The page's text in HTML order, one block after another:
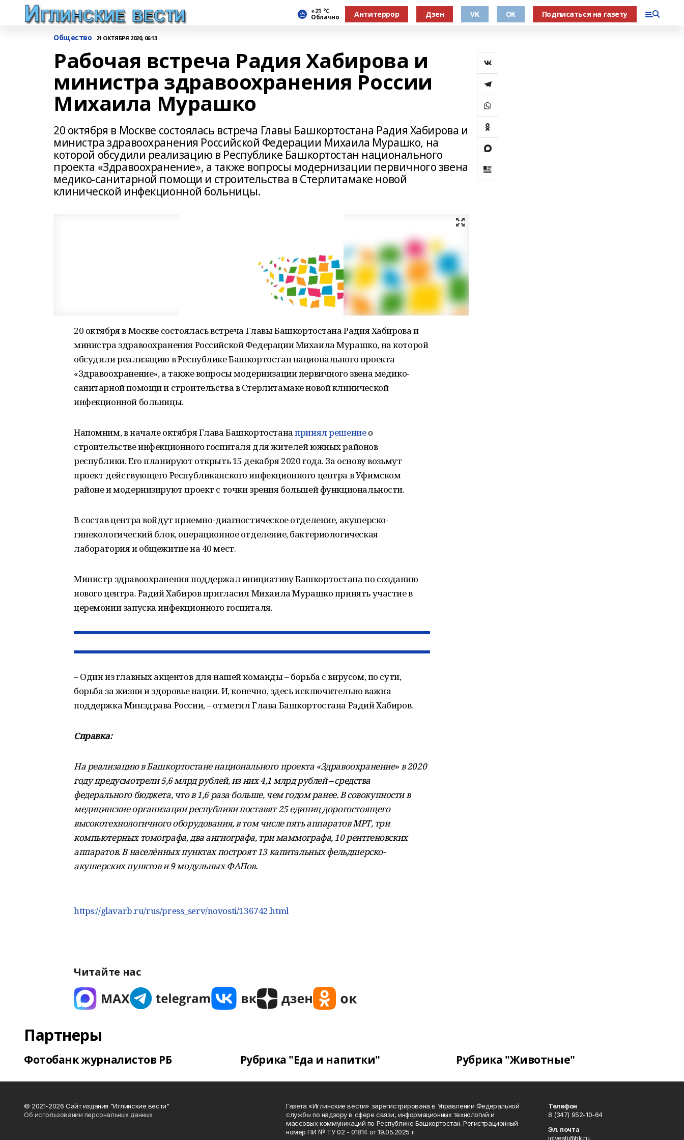
+21 °С
Облачно Антитеррор Дзен VK OK Подписаться на газету
Общество 21 ОКТЯБРЯ 2020, 06:13
Рабочая встреча Радия Хабирова и
министра здравоохранения России
Михаила Мурашко
20 октября в Москве состоялась встреча Главы Башкортостана Радия Хабирова и
министра здравоохранения Российской Федерации Михаила Мурашко, на
которой обсудили реализацию в Республике Башкортостан национального
проекта «Здравоохранение», а также вопросы модернизации первичного звена
медико-санитарной помощи и строительства в Стерлитамаке новой
клинической инфекционной больницы.
20 октября в Москве состоялась встреча Главы Башкортостана Радия Хабирова и
министра здравоохранения Российской Федерации Михаила Мурашко, на которой
обсудили реализацию в Республике Башкортостан национального проекта
«Здравоохранение», а также вопросы модернизации первичного звена медико-
санитарной помощи и строительства в Стерлитамаке новой клинической
инфекционной больницы.
Напомним, в начале октября Глава Башкортостанапринял решениео
строительстве инфекционного госпиталя для жителей южных районов
республики. Его планируют открыть 15 декабря 2020 года. За основу возьмут
проект действующего Республиканского инфекционного центра в Уфимском
районе и модернизируют проект с точки зрения большей функциональности.
В состав центра войдут приемно-диагностическое отделение, акушерско-
гинекологический блок, операционное отделение, бактериологическая
лаборатория и общежитие на 40 мест.
Министр здравоохранения поддержал инициативу Башкортостана по созданию
нового центра. Радий Хабиров пригласил Михаила Мурашко принять участие в
церемонии запуска инфекционного госпиталя.
– Один из главных акцентов для нашей команды – борьба с вирусом, по сути,
борьба за жизни и здоровье нации. И, конечно, здесь исключительно важна
поддержка Минздрава России, – отметил Глава Башкортостана Радий Хабиров.
Справка:
На реализацию в Башкортостане национального проекта «Здравоохранение» в 2020
году предусмотрели 5,6 млрд рублей, из них 4,1 млрд рублей – средства
федерального бюджета, что в 1,6 раза больше, чем годом ранее. В совокупности в
медицинские организации республики поставят 25 единиц дорогостоящего
высокотехнологичного оборудования, в том числе пять аппаратов МРТ, три
компьютерных томографа, два ангиографа, три маммографа, 10 рентгеновских
аппаратов. В населённых пунктах построят 13 капитальных фельдшерско-
акушерских пунктов и 9 модульных ФАПов.
https://glavarb.ru/rus/press_serv/novosti/136742.html
Читайте нас
Партнеры
Фотобанк журналистов РБ Рубрика "Еда и напитки" Рубрика "Животные"
© 2021-2026 Сайт издания "Иглинские вести"
Об использовании персональных данных
Газета «Иглинские вести» зарегистрирована в Управлении Федеральной
службы по надзору в сфере связи, информационных технологий и
массовых коммуникаций по Республике Башкортостан. Регистрационный
номер ПИ № ТУ 02 - 01814 от 19.05.2025 г.
Телефон
8 (347) 952-10-64
Эл. почта
iglvesti@bk.ru